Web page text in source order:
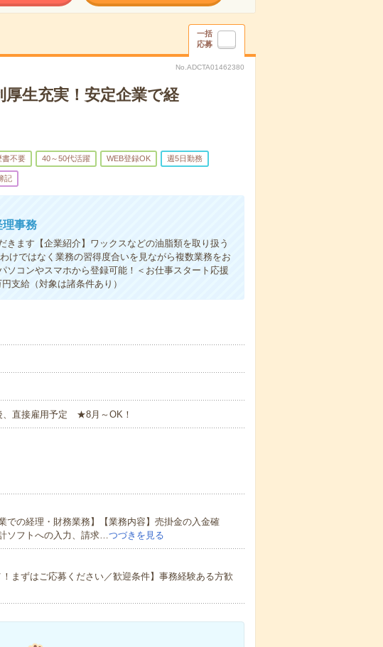
一括
応募
No.ADCTA01462380
厚生充実！安定企業で経
書不要 40～50代活躍 WEB登録OK 週5日勤務
記
事務
ます【企業紹介】ワックスなどの油脂類を取り扱う
けではなく業務の習得度合いを見ながら複数業務をお
コンやスマホから登録可能！＜お仕事スタート応援
支給（対象は諸条件あり）
、直接雇用予定 ★8月～OK！
での経理・財務業務】【業務内容】売掛金の入金確
ソフトへの入力、請求… つづきを見る
まずはご応募ください／歓迎条件】事務経験ある方歓